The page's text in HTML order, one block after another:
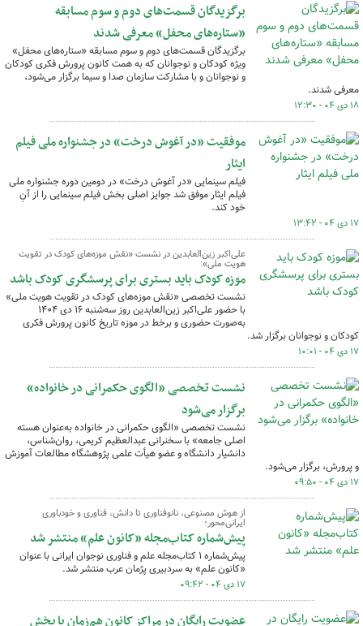
برگزیدگان قسمت‌های دوم و سوم مسابقه
«ستاره‌های محفل» معرفی شدند
برگزیدگان قسمت‌های دوم و سوم مسابقه «ستاره‌های محفل»
ویژه کودکان و نوجوانان که به همت کانون پرورش فکری کودکان
و نوجوانان و با مشارکت سازمان صدا و سیما برگزار می‌شود،
معرفی شدند.
۱۸ دی ۰۴ - ۱۲:۳۰
موفقیت «در آغوش درخت» در جشنواره ملی فیلم
ایثار
فیلم سینمایی «در آغوش درخت» در دومین دوره جشنواره ملی
فیلم ایثار موفق شد جوایز اصلی بخش فیلم سینمایی را از آنِ
خود کند.
۱۷ دی ۰۴ - ۱۳:۴۲
علی‌اکبر زین‌العابدین در نشست «نقش موزه‌های کودک در تقویت
هویت ملی»:
موزه کودک باید بستری برای پرسشگری کودک باشد
نشست تخصصی «نقش موزه‌های کودک در تقویت هویت ملی»
با حضور علی‌اکبر زین‌العابدین روز سه‌شنبه ۱۶ دی ۱۴۰۴
به‌صورت حضوری و برخط در موزه تاریخ کانون پرورش فکری
کودکان و نوجوانان برگزار شد.
۱۷ دی ۰۴ - ۱۰:۰۱
نشست تخصصی «الگوی حکمرانی در خانواده»
برگزار می‌شود
نشست تخصصی «الگوی حکمرانی در خانواده به‌عنوان هسته
اصلی جامعه» با سخنرانی عبدالعظیم کریمی، روان‌شناس،
دانشیار دانشگاه و عضو هیأت علمی پژوهشگاه مطالعات آموزش
و پرورش، برگزار می‌شود.
۱۷ دی ۰۴ - ۰۹:۵۰
از هوش مصنوعی، نانوفناوری تا دانش، فناوری و خودباوری
ایرانی‌محور؛
پیش‌شماره کتاب‌مجله «کانون علم» منتشر شد
پیش‌شماره ۱ کتاب‌مجله علم و فناوری نوجوان ایرانی با عنوان
«کانون علم» به سردبیری پژمان عرب منتشر شد.
۱۷ دی ۰۴ - ۰۹:۴۲
عضویت رایگان در مراکز کانون هم‌زمان با پخش